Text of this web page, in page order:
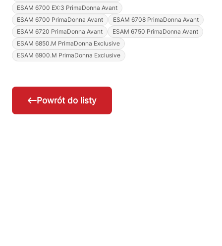
ESAM 6700 EX:3 PrimaDonna Avant
ESAM 6700 PrimaDonna Avant
ESAM 6708 PrimaDonna Avant
ESAM 6720 PrimaDonna Avant
ESAM 6750 PrimaDonna Avant
ESAM 6850.M PrimaDonna Exclusive
ESAM 6900.M PrimaDonna Exclusive
Powrót do listy